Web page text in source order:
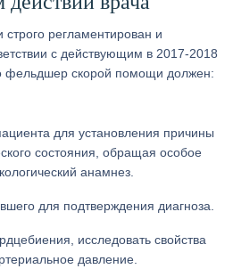
регламентирован и
с действующим в 2017-2018
фельдшер скорой помощи должен:
для установления причины
состояния, обращая особое
анамнез.
для подтверждения диагноза.
исследовать свойства
давление.